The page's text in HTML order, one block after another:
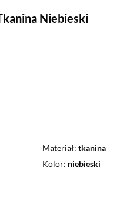
Niebieski
Materiał tkanina
Kolor niebieski